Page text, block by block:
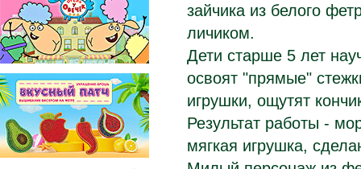
зайчика из белого
личиком.
Дети старше 5 лет
освоят "прямые"
игрушки, ощутят
Результат работы -
мягкая игрушка,